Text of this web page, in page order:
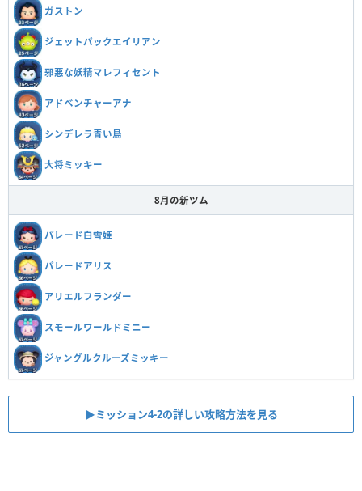
ガストン
ジェットパックエイリアン
邪悪な妖精マレフィセント
アドベンチャーアナ
シンデレラ青い鳥
大将ミッキー
8月の新ツム
パレード白雪姫
パレードアリス
アリエルフランダー
スモールワールドミニー
ジャングルクルーズミッキー
▶ミッション4-2の詳しい攻略方法を見る